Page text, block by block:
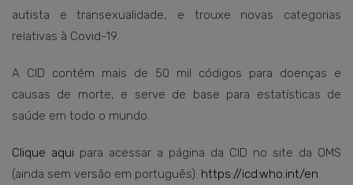
autista e transexualidade, e trouxe novas categorias
relativas à Covid-19.
A CID contém mais de 50 mil códigos para doenças e
causas de morte, e serve de base para estatísticas de
saúde em todo o mundo.
Clique aqui para acessar a página da CID no site da OMS
(ainda sem versão em português): https://icd.who.int/en